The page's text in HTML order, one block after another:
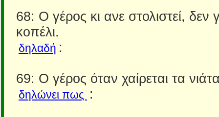
68: Ο γέρος κι ανε στολιστεί, δεν
κοπέλι.
δηλαδή :
69: Ο γέρος όταν χαίρεται τα
δηλώνει πως :